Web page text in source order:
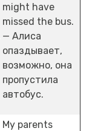
might have
missed the bus.
— Алиса
опаздывает,
возможно, она
пропустила
автобус.
My parents